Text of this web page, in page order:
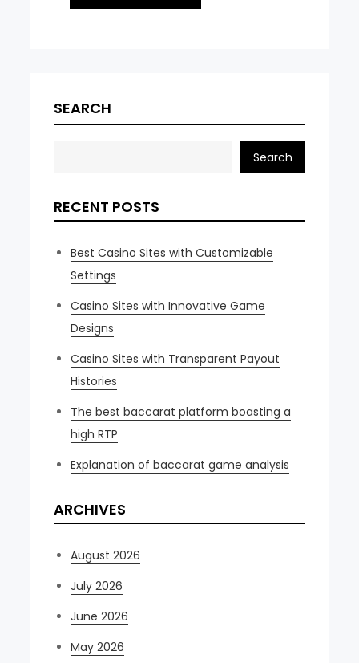
SEARCH
Search
RECENT POSTS
Best Casino Sites with Customizable
Settings
Casino Sites with Innovative Game
Designs
Casino Sites with Transparent Payout
Histories
The best baccarat platform boasting a
high RTP
Explanation of baccarat game analysis
ARCHIVES
August 2026
July 2026
June 2026
May 2026